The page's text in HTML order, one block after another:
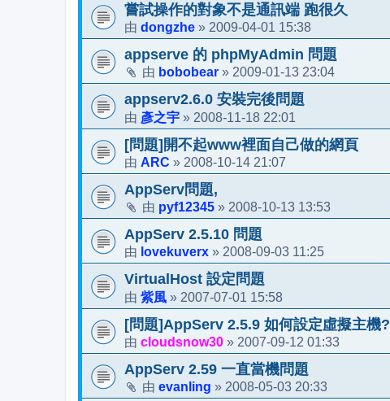
嘗試操作的對象不是通訊端 跑很久
由 dongzhe » 2009-04-01 15:38
appserve 的 phpMyAdmin 問題
由 bobobear » 2009-01-13 23:04
appserv2.6.0 安裝完後問題
由 彥之宇 » 2008-11-18 22:01
[問題]開不起www裡面自己做的網頁
由 ARC » 2008-10-14 21:07
AppServ問題,
由 pyf12345 » 2008-10-13 13:53
AppServ 2.5.10 問題
由 lovekuverx » 2008-09-03 11:25
VirtualHost 設定問題
由 紫風 » 2007-07-01 15:58
[問題]AppServ 2.5.9 如何設定虛擬主機?
由 cloudsnow30 » 2007-09-12 01:33
AppServ 2.59 一直當機問題
由 evanling » 2008-05-03 20:33